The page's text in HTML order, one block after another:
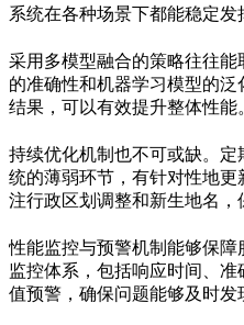
系统在各种场景下都能稳定发
采用多模型融合的策略往往
的准确性和机器学习模型的
结果，可以有效提升整体性能
持续优化机制也不可或缺。
统的薄弱环节，有针对性地
注行政区划调整和新生地名，
性能监控与预警机制能够保
监控体系，包括响应时间、
值预警，确保问题能够及时发